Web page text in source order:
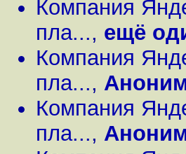
Компания
пла..., ещё
Компания
пла...,
Компания
пла...,